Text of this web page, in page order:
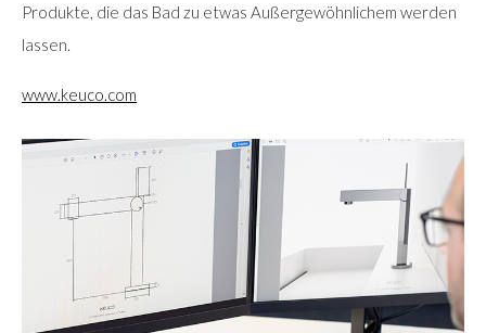
Produkte, die das Bad zu etwas Außergewöhnlichem werden
lassen.
www.keuco.com